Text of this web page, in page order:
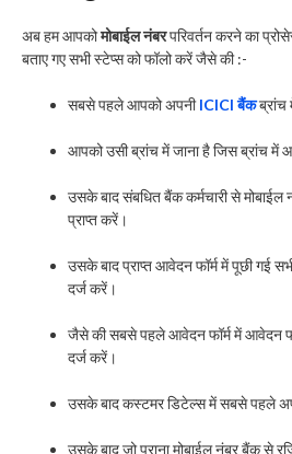
अब हम आपकोमोबाईल नंबरपरिवर्तन करने का
बताए गए सभी स्टेप्स को फॉलो करें जैसे की :-
सबसे पहले आपको अपनीICICI बैंकब्रांच
आपको उसी ब्रांच में जाना है जिस ब्रांच
उसके बाद संबधित बैंक कर्मचारी से
प्राप्त करें।
उसके बाद प्राप्त आवेदन फॉर्म में पूछी गई
दर्ज करें।
जैसे की सबसे पहले आवेदन फॉर्म में आवेदन
दर्ज करें।
उसके बाद कस्टमर डिटेल्स में सबसे पहले
उसके बाद जो पुराना मोबाईल नंबर बैंक से